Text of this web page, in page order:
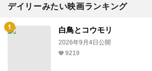
デイリーみたい映画ランキング
白鳥とコウモリ
2026年9月4日公開
9219